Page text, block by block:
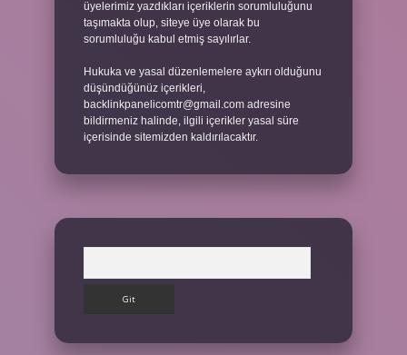
üyelerimiz yazdıkları içeriklerin sorumluluğunu
taşımakta olup, siteye üye olarak bu
sorumluluğu kabul etmiş sayılırlar.
Hukuka ve yasal düzenlemelere aykırı olduğunu
düşündüğünüz içerikleri,
backlinkpanelicomtr@gmail.com adresine
bildirmeniz halinde, ilgili içerikler yasal süre
içerisinde sitemizden kaldırılacaktır.